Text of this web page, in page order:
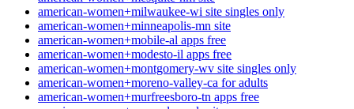
american-women+milwaukee-wi site singles only
american-women+minneapolis-mn site
american-women+mobile-al apps free
american-women+modesto-il apps free
american-women+montgomery-wv site singles only
american-women+moreno-valley-ca for adults
american-women+murfreesboro-tn apps free